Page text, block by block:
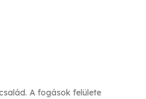
A fogások felülete